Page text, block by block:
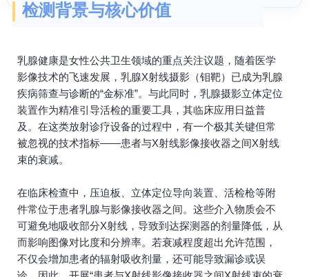
检测背景与核心价值
乳腺健康是女性公共卫生领域的重点关注议题，随着医学
影像技术的飞速发展，乳腺X射线摄影（钼靶）已成为乳腺
疾病筛查与诊断的“金标准”。与此同时，乳腺摄影立体定位
装置作为精准引导活检的重要工具，其临床应用日益普
及。在这类放射诊疗设备的过程中，有一个极其关键但常
被忽视的技术指标——患者与X射线影像接收器之间X射线
束的衰减。
在临床检查中，压迫板、立体定位导向装置、活检枪等附
件常位于患者乳腺与影像接收器之间。这些介入物质会不
可避免地吸收部分X射线，导致到达探测器的剂量降低，从
而影响图像对比度和分辨率。若衰减程度超出允许范围，
不仅会增加患者的辐射吸收剂量，还可能导致漏诊或误